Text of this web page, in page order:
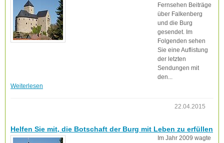
Fernsehen Beiträge
über Falkenberg
und die Burg
gesendet. Im
Folgenden sehen
Sie eine Auflistung
der letzten
Sendungen mit
den...
Weiterlesen
22.04.2015
Helfen Sie mit, die Botschaft der Burg mit Leben zu erfüllen
Im Jahr 2009 wagte